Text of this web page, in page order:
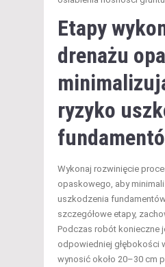
Etapy
drenażu
ryzyko
Wykonaj rozwinięcie
opaskowego, aby
uszkodzenia
szczegółowe etapy,
Podczas robót konieczne
odpowiedniej głębokości
wynosić około 20–30 cm